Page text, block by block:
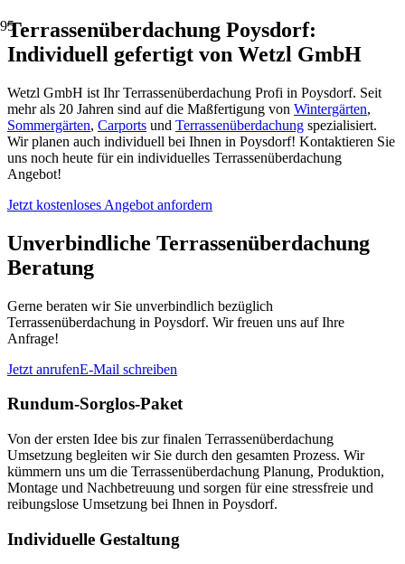
Terrassenüberdachung Poysdorf:
Individuell gefertigt von Wetzl GmbH
Wetzl GmbH ist Ihr Terrassenüberdachung Profi in Poysdorf. Seit
mehr als 20 Jahren sind auf die Maßfertigung von Wintergärten,
Sommergärten, Carports und Terrassenüberdachung spezialisiert.
Wir planen auch individuell bei Ihnen in Poysdorf! Kontaktieren Sie
uns noch heute für ein individuelles Terrassenüberdachung
Angebot!
Jetzt kostenloses Angebot anfordern
Unverbindliche Terrassenüberdachung
Beratung
Gerne beraten wir Sie unverbindlich bezüglich
Terrassenüberdachung in Poysdorf. Wir freuen uns auf Ihre
Anfrage!
Jetzt anrufenE-Mail schreiben
Rundum-Sorglos-Paket
Von der ersten Idee bis zur finalen Terrassenüberdachung
Umsetzung begleiten wir Sie durch den gesamten Prozess. Wir
kümmern uns um die Terrassenüberdachung Planung, Produktion,
Montage und Nachbetreuung und sorgen für eine stressfreie und
reibungslose Umsetzung bei Ihnen in Poysdorf.
Individuelle Gestaltung